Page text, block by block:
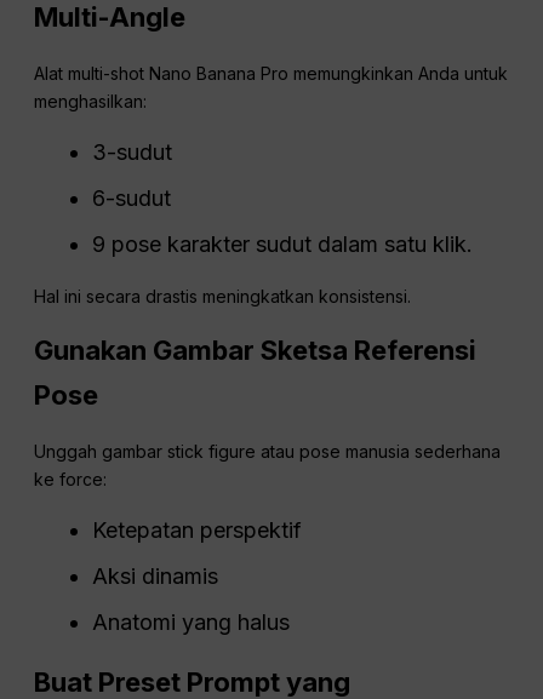
Multi-Angle
Alat multi-shot Nano Banana Pro memungkinkan Anda untuk
menghasilkan:
3-sudut
6-sudut
9 pose karakter sudut dalam satu klik.
Hal ini secara drastis meningkatkan konsistensi.
Gunakan Gambar Sketsa Referensi
Pose
Unggah gambar stick figure atau pose manusia sederhana
ke force:
Ketepatan perspektif
Aksi dinamis
Anatomi yang halus
Buat Preset Prompt yang